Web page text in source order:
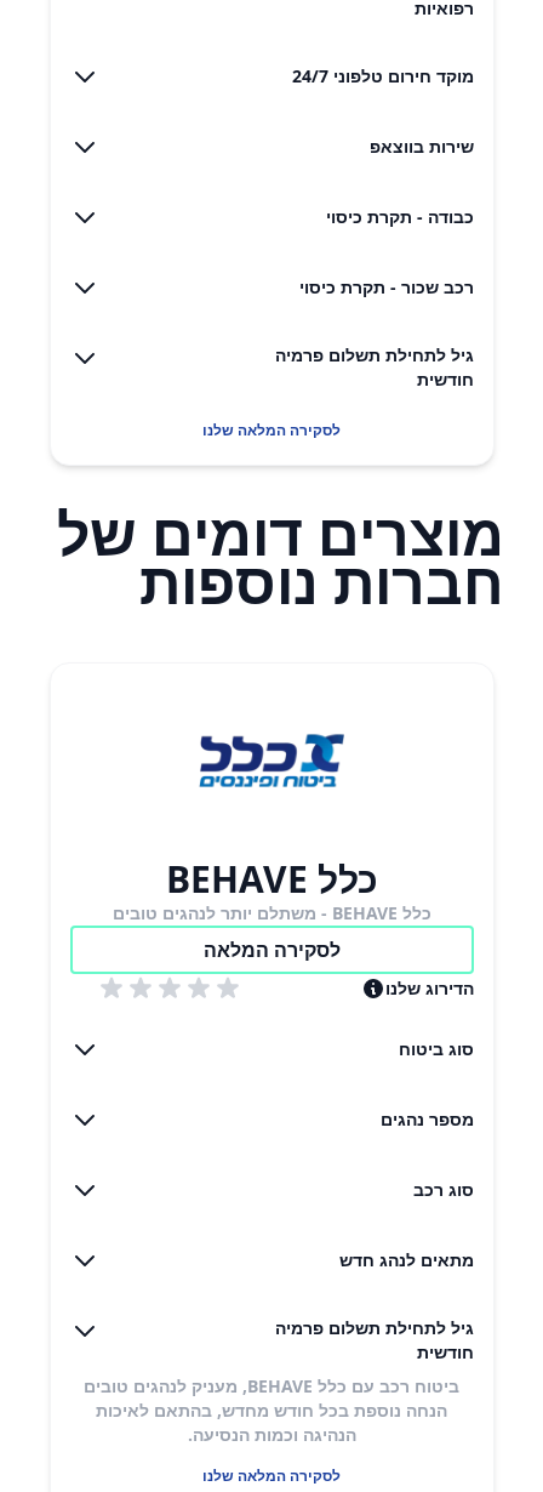
רפואיות
מוקד חירום טלפוני 24/7
שירות בווצאפ
כבודה - תקרת כיסוי
רכב שכור - תקרת כיסוי
גיל לתחילת תשלום פרמיה
חודשית
לסקירה המלאה שלנו
מוצרים דומים של
חברות נוספות
כלל BEHAVE
כלל BEHAVE - משתלם יותר לנהגים טובים
לסקירה המלאה
הדירוג שלנו
סוג ביטוח
מספר נהגים
סוג רכב
מתאים לנהג חדש
גיל לתחילת תשלום פרמיה
חודשית
ביטוח רכב עם כלל BEHAVE, מעניק לנהגים טובים
הנחה נוספת בכל חודש מחדש, בהתאם לאיכות
הנהיגה וכמות הנסיעה.
לסקירה המלאה שלנו